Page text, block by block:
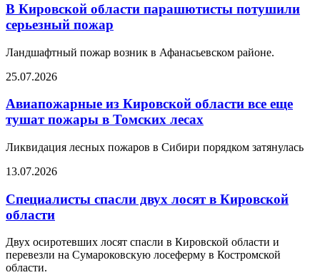
В Кировской области парашютисты потушили
серьезный пожар
Ландшафтный пожар возник в Афанасьевском районе.
25.07.2026
Авиапожарные из Кировской области все еще
тушат пожары в Томских лесах
Ликвидация лесных пожаров в Сибири порядком затянулась
13.07.2026
Специалисты спасли двух лосят в Кировской
области
Двух осиротевших лосят спасли в Кировской области и
перевезли на Сумароковскую лосеферму в Костромской
области.